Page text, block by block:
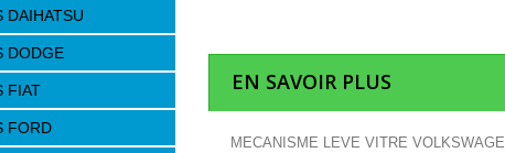
DAIHATSU
DODGE
FIAT
FORD
EN SAVOIR PLUS
MECANISME LEVE VITRE